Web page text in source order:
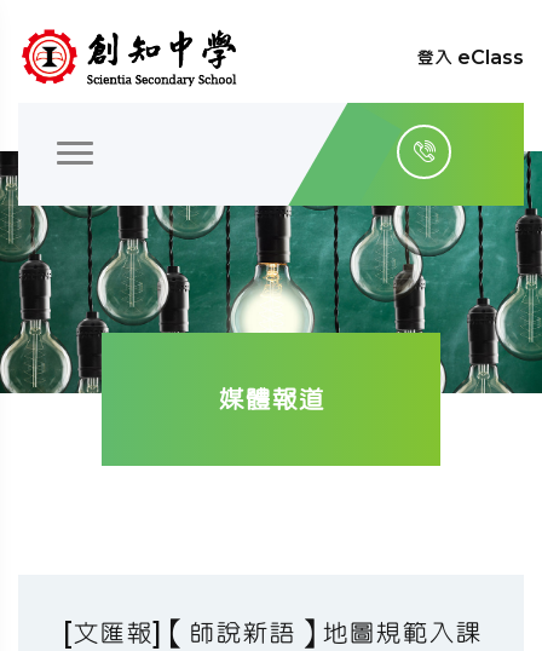
登入 eClass
媒體報道
[文匯報]【師說新語】地圖規範入課